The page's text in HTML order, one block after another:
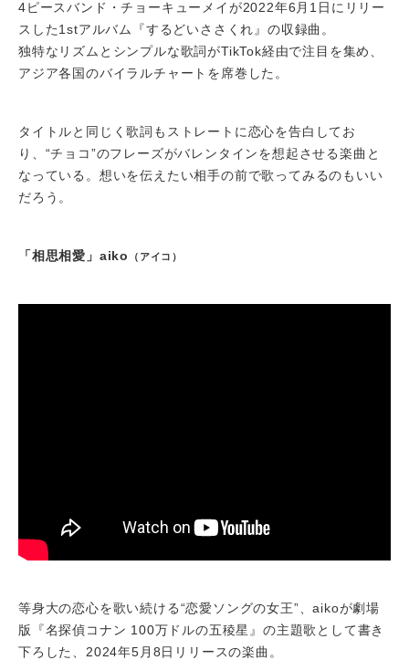
4ピースバンド・チョーキューメイが2022年6月1日にリリー
スした1stアルバム『するどいささくれ』の収録曲。
独特なリズムとシンプルな歌詞がTikTok経由で注目を集め、
アジア各国のバイラルチャートを席巻した。
タイトルと同じく歌詞もストレートに恋心を告白してお
り、“チョコ”のフレーズがバレンタインを想起させる楽曲と
なっている。想いを伝えたい相手の前で歌ってみるのもいい
だろう。
「相思相愛」aiko （アイコ）
等身大の恋心を歌い続ける“恋愛ソングの女王”、aikoが劇場
版『名探偵コナン 100万ドルの五稜星』の主題歌として書き
下ろした、2024年5月8日リリースの楽曲。